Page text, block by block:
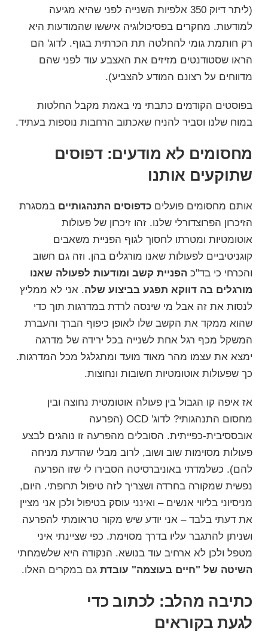
(ליתר דיוק 350 אלפיות השנייה לפני שהיא מגיעה
למודעות. מחקרים בפסיכולוגיה איששו שהמודעות היא
רק חותמת גומי להחלטה תת הכרתית בגוף. לדוג' הם
הראו שסטודנטים מזיזים את האצבע עוד לפני שהם
מדווחים על רצונם המודע להצביע).
בפוסטים הקודמים כתבתי מי באמת מקבל החלטות
במוח שלנו וסביר להניח שאכתוב הרחבות נוספות בעתיד.
מחסומים לא מודעים: דפוסים
שתוקעים אותנו
אותם מחסומים פועלים כדפוסים התנהגותיים במסגרת
הזיכרון הפרוצדורלי שלנו. זהו זיכרון של פעולות
אוטומטיות ומטרתו לחסוך לגוף הפניית משאבים
קוגניטיביים לפעולות שאנו מורגלים בהן. וזה גם חשוב
והכרחי כי בד"כ הפניית קשב ומודעות לפעולה שאנו
מורגלים בה דווקא תפגע בביצוע שלה. אני לא ממליץ
לנסות את זה אבל מי שינסה לרדת במדרגות תוך כדי
שהוא ממקד את הקשב שלו לאופן כיפוף הברך והעברת
המשקל מכף רגל אחת לשנייה בכל ירידה של מדרגה
ימצא את עצמו מהר מאוד מועד ומתגלגל מכל המדרגות.
כך שפעולות אוטומטיות חשובות ונחוצות.
אז איפה קו הגבול בין פעולה אוטומטית נחוצה ובין
מחסום התנהגותי? לדוג' OCD (הפרעה
אובססיבית-כפייתית. הסובלים מהפרעה זו נוהגים לבצע
פעולות מסוימות שוב ושוב, לרוב מבלי שהדעת מניחה
להם). כשלמדתי באוניברסיטה הסבירו לי שזו הפרעה
נפשית שמקורה בחרדה ושצריך לזה טיפול תרופתי. היום,
מניסיוני בליווי אנשים – ואינני עוסק בטיפול ולכן אני מציין
את דעתי בלבד – אני יודע שיש מקור טראומתי להפרעה
ושניתן להתגבר עליו בדרך מסוימת. כפי שציינתי איני
מטפל ולכן לא ארחיב עוד בנושא. הנקודה היא שלשמחתי
השיטה של "חיים בעוצמה" עובדת גם במקרים האלו.
כתיבה מהלב: לכתוב כדי
לגעת בקוראים